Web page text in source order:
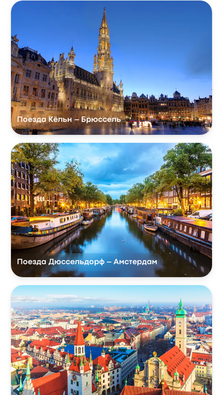
Поезда Кёльн – Брюссель
Поезда Дюссельдорф – Амстердам